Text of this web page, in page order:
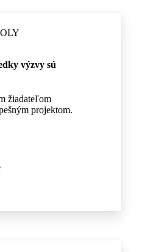
výzvy sú
žiadateľom
projektom.